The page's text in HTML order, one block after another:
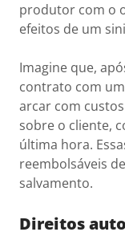
produtor com o
efeitos de um
Imagine que,
contrato com
arcar com
sobre o cliente,
última hora.
reembolsáveis
salvamento.
Direitos